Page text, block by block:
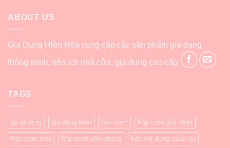
ABOUT US
Gia Dụng Hiền Hòa cung cấp các sản phẩm gia dụng
thông minh, tiện ích nhà cửa, gia dụng cao cấp
TAGS
ga giường gia dụng bear hộp cơm hộp cơm giữ nhiệt
hộp cơm trưa hộp cơm văn phòng hộp vải đựng quần áo